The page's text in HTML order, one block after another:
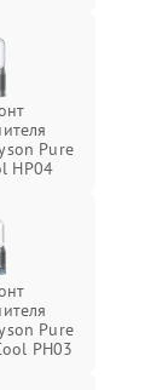
Pure
HP04
Pure
PH03